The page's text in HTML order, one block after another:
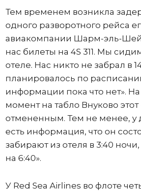
Тем временем возникла
одного разворотного рейса
авиакомпании Шарм-эль-
нас билеты на 4S 311. Мы
отеле. Нас никто не забрал в
планировалось по
информации пока что нет».
момент на табло Внуково этот
отмененным. Тем не менее, у
есть информация, что он
забирают из отеля в 3:40 ночи,
на 6:40».
У Red Sea Airlines во флоте